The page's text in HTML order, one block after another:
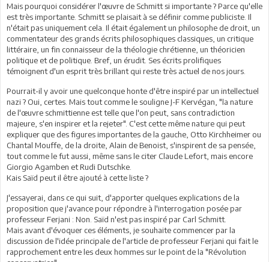
Mais pourquoi considérer l'œuvre de Schmitt si importante ? Parce qu'elle
est très importante. Schmitt se plaisait à se définir comme publiciste. Il
n'était pas uniquement cela. Il était également un philosophe de droit, un
commentateur des grands écrits philosophiques classiques, un critique
littéraire, un fin connaisseur de la théologie chrétienne, un théoricien
politique et de politique. Bref, un érudit. Ses écrits prolifiques
témoignent d'un esprit très brillant qui reste très actuel de nos jours.
Pourrait-il y avoir une quelconque honte d'être inspiré par un intellectuel
nazi ? Oui, certes. Mais tout comme le souligne J-F Kervégan, "la nature
de l'œuvre schmittienne est telle que l'on peut, sans contradiction
majeure, s'en inspirer et la rejeter". C'est cette même nature qui peut
expliquer que des figures importantes de la gauche, Otto Kirchheimer ou
Chantal Mouffe, de la droite, Alain de Benoist, s'inspirent de sa pensée,
tout comme le fut aussi, même sans le citer Claude Lefort, mais encore
Giorgio Agamben et Rudi Dutschke.
Kais Saïd peut il être ajouté à cette liste ?
J'essayerai, dans ce qui suit, d'apporter quelques explications de la
proposition que j'avance pour répondre à l'interrogation posée par
professeur Ferjani : Non. Saïd n'est pas inspiré par Carl Schmitt.
Mais avant d'évoquer ces éléments, je souhaite commencer par la
discussion de l'idée principale de l'article de professeur Ferjani qui fait le
rapprochement entre les deux hommes sur le point de la "Révolution